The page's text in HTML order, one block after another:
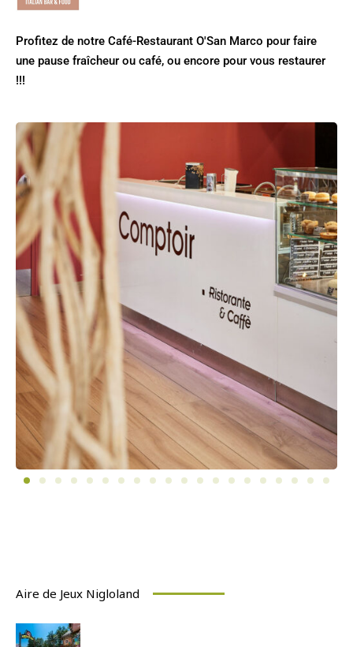
Profitez de notre Café-Restaurant O'San Marco pour faire
une pause fraîcheur ou café, ou encore pour vous restaurer
!!!
Aire de Jeux Nigloland